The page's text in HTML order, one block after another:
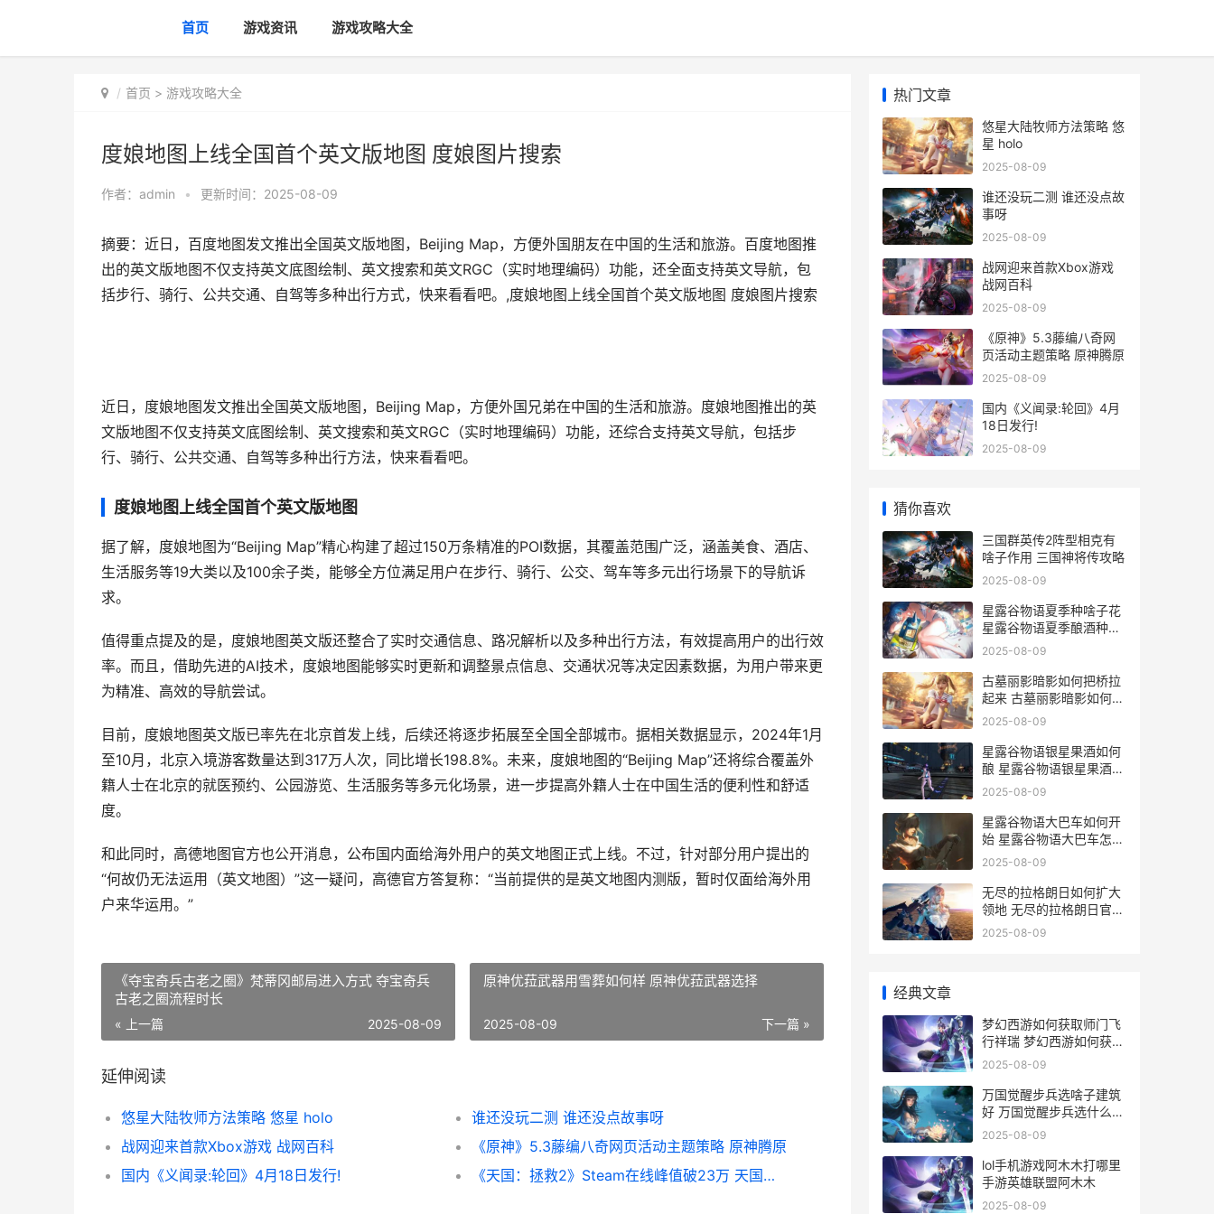
首页 游戏资讯 游戏攻略大全
首页 > 游戏攻略大全
度娘地图上线全国首个英文版地图 度娘图片搜索
作者： admin • 更新时间：2025-08-09
摘要：近日，百度地图发文推出全国英文版地图，Beijing Map，方便外国朋友在中国的生活和旅游。百度地图推
出的英文版地图不仅支持英文底图绘制、英文搜索和英文RGC（实时地理编码）功能，还全面支持英文导航，包
括步行、骑行、公共交通、自驾等多种出行方式，快来看看吧。,度娘地图上线全国首个英文版地图 度娘图片搜索
近日，度娘地图发文推出全国英文版地图，Beijing Map，方便外国兄弟在中国的生活和旅游。度娘地图推出的英
文版地图不仅支持英文底图绘制、英文搜索和英文RGC（实时地理编码）功能，还综合支持英文导航，包括步
行、骑行、公共交通、自驾等多种出行方法，快来看看吧。
度娘地图上线全国首个英文版地图
据了解，度娘地图为“Beijing Map”精心构建了超过150万条精准的POI数据，其覆盖范围广泛，涵盖美食、酒店、
生活服务等19大类以及100余子类，能够全方位满足用户在步行、骑行、公交、驾车等多元出行场景下的导航诉
求。
值得重点提及的是，度娘地图英文版还整合了实时交通信息、路况解析以及多种出行方法，有效提高用户的出行效
率。而且，借助先进的AI技术，度娘地图能够实时更新和调整景点信息、交通状况等决定因素数据，为用户带来更
为精准、高效的导航尝试。
目前，度娘地图英文版已率先在北京首发上线，后续还将逐步拓展至全国全部城市。据相关数据显示，2024年1月
至10月，北京入境游客数量达到317万人次，同比增长198.8%。未来，度娘地图的“Beijing Map”还将综合覆盖外
籍人士在北京的就医预约、公园游览、生活服务等多元化场景，进一步提高外籍人士在中国生活的便利性和舒适
度。
和此同时，高德地图官方也公开消息，公布国内面给海外用户的英文地图正式上线。不过，针对部分用户提出的
“何故仍无法运用（英文地图）”这一疑问，高德官方答复称：“当前提供的是英文地图内测版，暂时仅面给海外用
户来华运用。”
《夺宝奇兵古老之圈》梵蒂冈邮局进入方式 夺宝奇兵
古老之圈流程时长
« 上一篇 2025-08-09
原神优菈武器用雪葬如何样 原神优菈武器选择
下一篇 »
2025-08-09
延伸阅读
悠星大陆牧师方法策略 悠星 holo
谁还没玩二测 谁还没点故事呀
战网迎来首款Xbox游戏 战网百科
《原神》5.3藤编八奇网页活动主题策略 原神腾原
国内《义闻录:轮回》4月18日发行!
《天国：拯救2》Steam在线峰值破23万 天国拯救2绝境丧钟攻略
热门文章
悠星大陆牧师方法策略 悠
星 holo
2025-08-09
谁还没玩二测 谁还没点故
事呀
2025-08-09
战网迎来首款Xbox游戏
战网百科
2025-08-09
《原神》5.3藤编八奇网
页活动主题策略 原神腾原
2025-08-09
国内《义闻录:轮回》4月
18日发行!
2025-08-09
猜你喜欢
三国群英传2阵型相克有
啥子作用 三国神将传攻略
2025-08-09
星露谷物语夏季种啥子花
星露谷物语夏季酿酒种什
么
2025-08-09
古墓丽影暗影如何把桥拉
起来 古墓丽影暗影如何制
作箭矢
2025-08-09
星露谷物语银星果酒如何
酿 星露谷物语银星果酒怎
么酿
2025-08-09
星露谷物语大巴车如何开
始 星露谷物语大巴车怎么
坐?
2025-08-09
无尽的拉格朗日如何扩大
领地 无尽的拉格朗日官方
下载
2025-08-09
经典文章
梦幻西游如何获取师门飞
行祥瑞 梦幻西游如何获得
超级兽决
2025-08-09
万国觉醒步兵选啥子建筑
好 万国觉醒步兵选什么风
格
2025-08-09
lol手机游戏阿木木打哪里
手游英雄联盟阿木木
2025-08-09